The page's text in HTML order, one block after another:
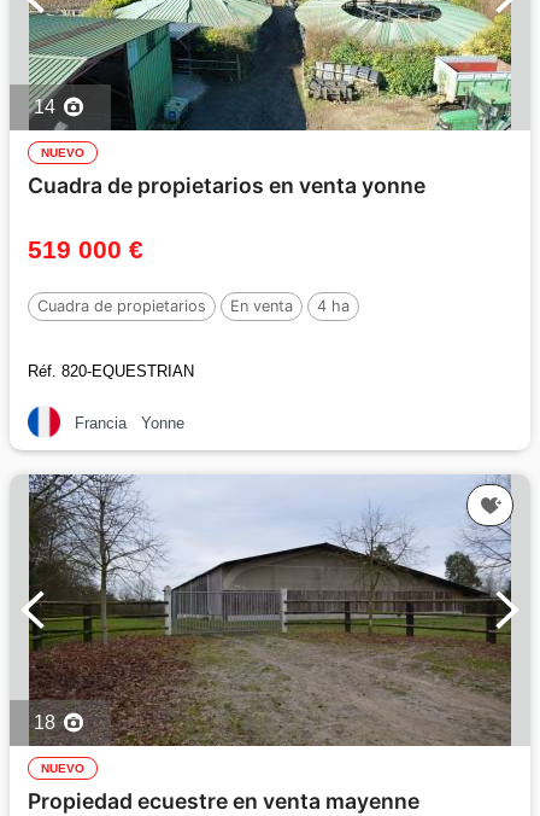
14
NUEVO
Cuadra de propietarios en venta yonne
519 000 €
Cuadra de propietarios En venta 4 ha
Réf. 820-EQUESTRIAN
Francia Yonne
18
NUEVO
Propiedad ecuestre en venta mayenne